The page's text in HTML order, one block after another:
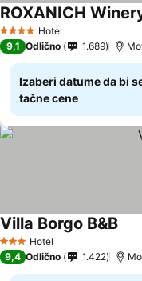
4 ZvezdiceHotel
ROXANICH
9,1 Odlično 1.689
Izaberi datume da bi
tačne cene
3 Zvezdice
Hotel
Villa Borgo B&B
9,4 Odlično 1.422